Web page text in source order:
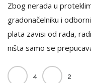
Zbog nerada u
gradonačelniku i
plata zavisi od rada,
ništa samo se
4 2